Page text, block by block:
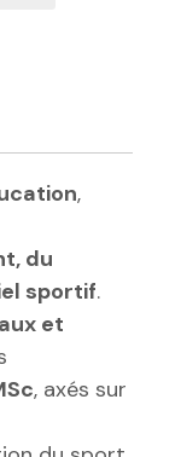
,
du
sportif.
et
, axés sur